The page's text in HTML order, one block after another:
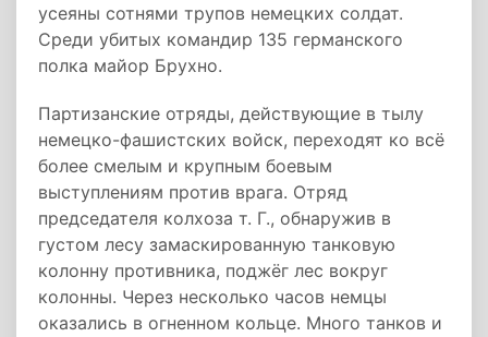
усеяны сотнями трупов немецких солдат.
Среди убитых командир 135 германского
полка майор Брухно.
Партизанские отряды, действующие в тылу
немецко-фашистских войск, переходят ко всё
более смелым и крупным боевым
выступлениям против врага. Отряд
председателя колхоза т. Г., обнаружив в
густом лесу замаскированную танковую
колонну противника, поджёг лес вокруг
колонны. Через несколько часов немцы
оказались в огненном кольце. Много танков и